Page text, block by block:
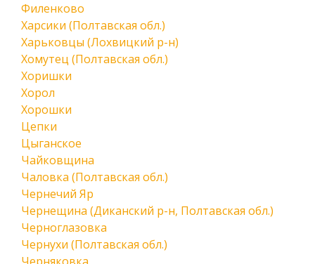
Филенково
Харсики (Полтавская обл.)
Харьковцы (Лохвицкий р-н)
Хомутец (Полтавская обл.)
Хоришки
Хорол
Хорошки
Цепки
Цыганское
Чайковщина
Чаловка (Полтавская обл.)
Чернечий Яр
Чернещина (Диканский р-н, Полтавская обл.)
Черноглазовка
Чернухи (Полтавская обл.)